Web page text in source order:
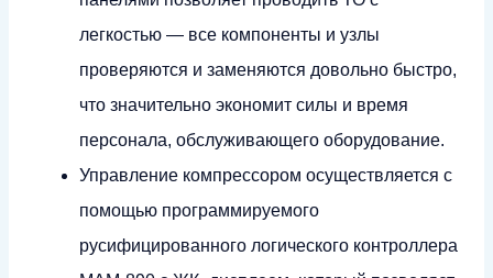
легкостью — все компоненты и узлы
проверяются и заменяются довольно быстро,
что значительно экономит силы и время
персонала, обслуживающего оборудование.
Управление компрессором осуществляется с
помощью программируемого
русифицированного логического контроллера